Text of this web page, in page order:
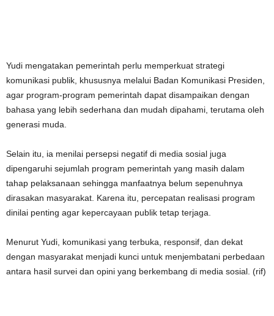
Yudi mengatakan pemerintah perlu memperkuat strategi
komunikasi publik, khususnya melalui Badan Komunikasi Presiden,
agar program-program pemerintah dapat disampaikan dengan
bahasa yang lebih sederhana dan mudah dipahami, terutama oleh
generasi muda.
Selain itu, ia menilai persepsi negatif di media sosial juga
dipengaruhi sejumlah program pemerintah yang masih dalam
tahap pelaksanaan sehingga manfaatnya belum sepenuhnya
dirasakan masyarakat. Karena itu, percepatan realisasi program
dinilai penting agar kepercayaan publik tetap terjaga.
Menurut Yudi, komunikasi yang terbuka, responsif, dan dekat
dengan masyarakat menjadi kunci untuk menjembatani perbedaan
antara hasil survei dan opini yang berkembang di media sosial. (rif)